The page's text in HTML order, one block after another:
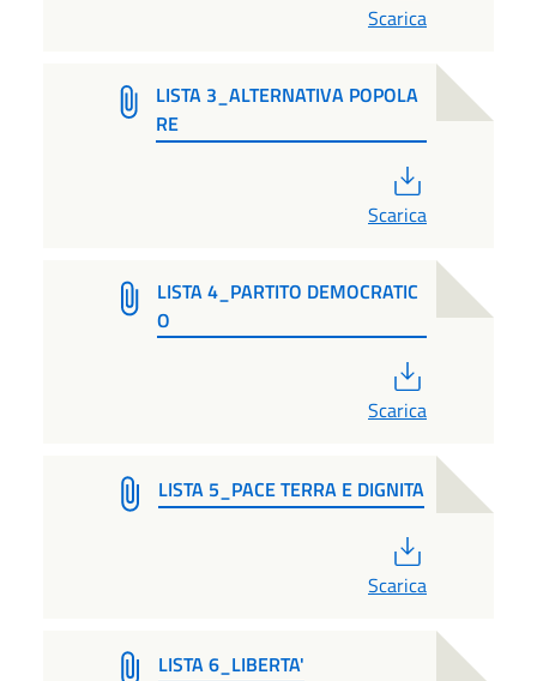
Scarica
LISTA 3_ALTERNATIVA POPOLA
RE
Scarica
LISTA 4_PARTITO DEMOCRATIC
O
Scarica
LISTA 5_PACE TERRA E DIGNITA
Scarica
LISTA 6_LIBERTA'